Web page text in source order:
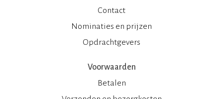
Contact
Nominaties en prijzen
Opdrachtgevers
Voorwaarden
Betalen